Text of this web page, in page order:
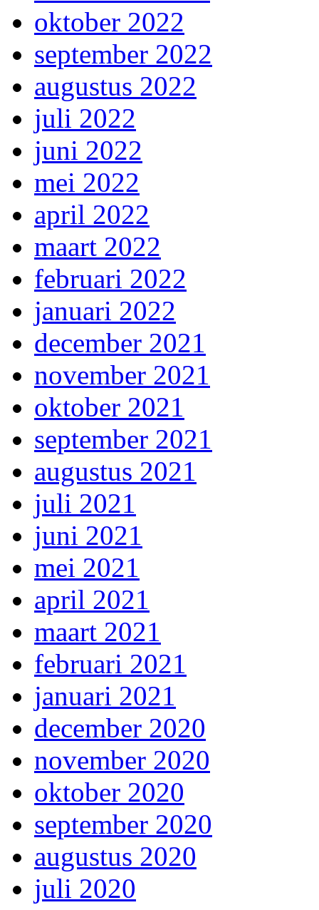
oktober 2022
september 2022
augustus 2022
juli 2022
juni 2022
mei 2022
april 2022
maart 2022
februari 2022
januari 2022
december 2021
november 2021
oktober 2021
september 2021
augustus 2021
juli 2021
juni 2021
mei 2021
april 2021
maart 2021
februari 2021
januari 2021
december 2020
november 2020
oktober 2020
september 2020
augustus 2020
juli 2020